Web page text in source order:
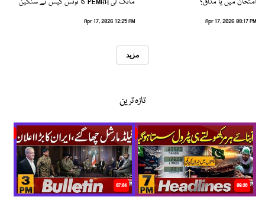
Apr 17, 2026 08:17 PM
Apr 17, 2026 12:25 AM
مزید
تازہ ترین
08:36
07:04